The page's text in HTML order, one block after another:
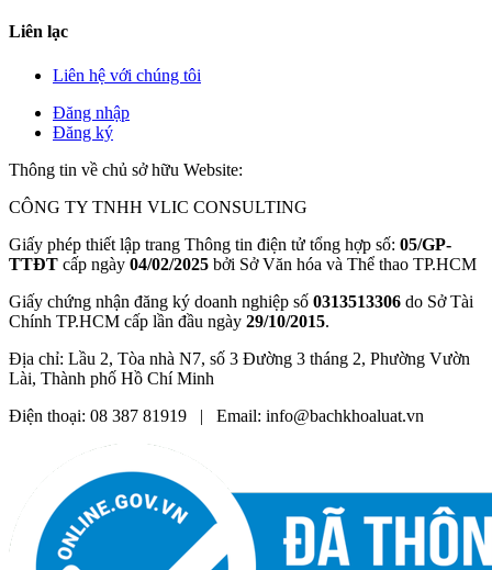
Liên lạc
Liên hệ với chúng tôi
Đăng nhập
Đăng ký
Thông tin về chủ sở hữu Website:
CÔNG TY TNHH VLIC CONSULTING
Giấy phép thiết lập trang Thông tin điện tử tổng hợp số: 05/GP-
TTĐT cấp ngày 04/02/2025 bởi Sở Văn hóa và Thể thao TP.HCM
Giấy chứng nhận đăng ký doanh nghiệp số 0313513306 do Sở Tài
Chính TP.HCM cấp lần đầu ngày 29/10/2015.
Địa chỉ: Lầu 2, Tòa nhà N7, số 3 Đường 3 tháng 2, Phường Vườn
Lài, Thành phố Hồ Chí Minh
Điện thoại: 08 387 81919 | Email: info@bachkhoaluat.vn